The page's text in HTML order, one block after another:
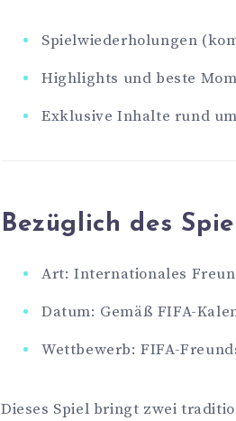
Spielwiederholungen
Highlights und beste
Exklusive Inhalte rund
Bezüglich des
Art: Internationales
Datum: Gemäß FIFA-
Wettbewerb: FIFA-
Dieses Spiel bringt zwei